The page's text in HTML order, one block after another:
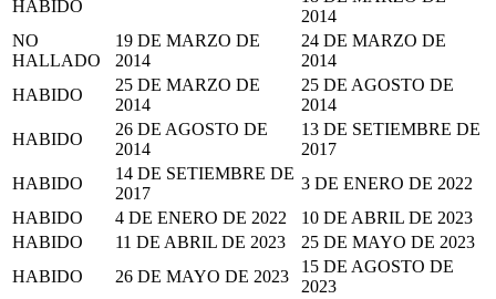
HABIDO
2014
NO
HALLADO
19 DE MARZO DE
2014
24 DE MARZO DE
2014
HABIDO
25 DE MARZO DE
2014
25 DE AGOSTO DE
2014
HABIDO
26 DE AGOSTO DE
2014
13 DE SETIEMBRE DE
2017
HABIDO
14 DE SETIEMBRE DE
2017
3 DE ENERO DE 2022
HABIDO
4 DE ENERO DE 2022
10 DE ABRIL DE 2023
HABIDO
11 DE ABRIL DE 2023
25 DE MAYO DE 2023
HABIDO
26 DE MAYO DE 2023
15 DE AGOSTO DE
2023